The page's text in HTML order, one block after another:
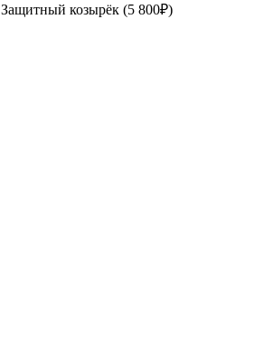
Защитный козырёк (5 800₽)